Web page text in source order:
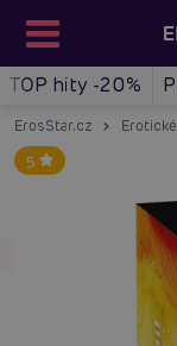
TOP hity -20%
ErosStar.cz
5